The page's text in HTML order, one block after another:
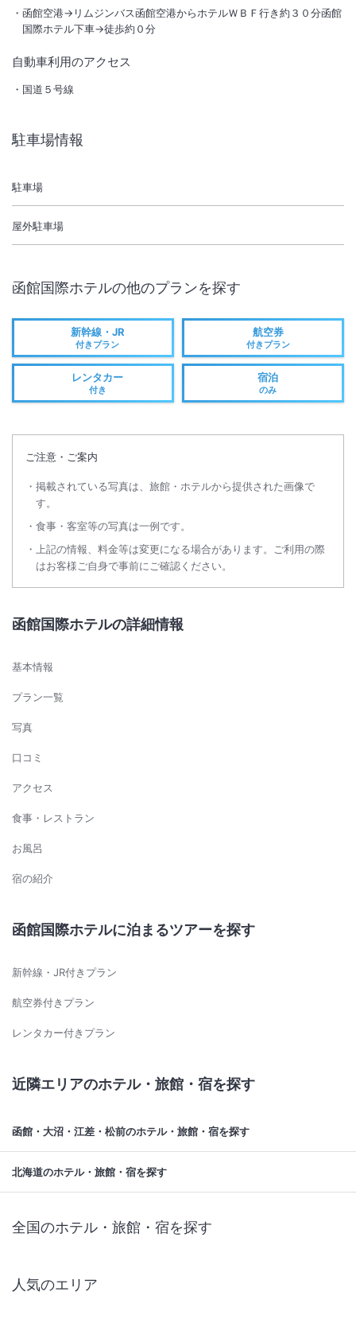
★天然温泉展望大浴場 完備★夜は船灯りに照らされた函館港、朝日で
煌く街並みを♪口コミ高評価の朝食ブッフェ！オリジナル海鮮丼も◎
INチェックイン
15:00/ OUT チェックアウト
11:00
駐車場あり
施設からのお知らせ
・ベビーカーレンタル有（保有２台・事前予約要）
函館空港→リムジンバス函館空港からホテルＷＢＦ行き約３０分函館
国際ホテル下車→徒歩約０分
自動車利用のアクセス
国道５号線
駐車場情報
駐車場
屋外駐車場
函館国際ホテルの他のプランを探す
新幹線・JR
付きプラン
航空券
付きプラン
レンタカー
付き
宿泊
のみ
ご注意・ご案内
掲載されている写真は、旅館・ホテルから提供された画像で
す。
食事・客室等の写真は一例です。
上記の情報、料金等は変更になる場合があります。ご利用の際
はお客様ご自身で事前にご確認ください。
函館国際ホテルの詳細情報
基本情報
プラン一覧
写真
口コミ
アクセス
食事・レストラン
お風呂
宿の紹介
函館国際ホテルに泊まるツアーを探す
新幹線・JR付きプラン
航空券付きプラン
レンタカー付きプラン
近隣エリアのホテル・旅館・宿を探す
函館・大沼・江差・松前のホテル・旅館・宿を探す
北海道のホテル・旅館・宿を探す
全国のホテル・旅館・宿を探す
人気のエリア